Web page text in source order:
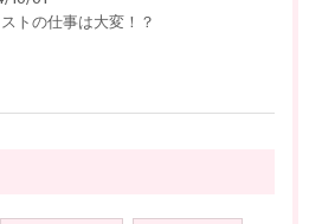
トの仕事は大変！？